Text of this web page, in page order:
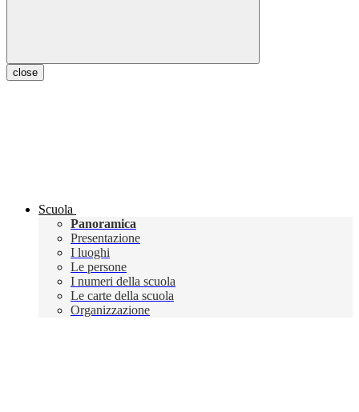
close
Scuola
Panoramica
Presentazione
I luoghi
Le persone
I numeri della scuola
Le carte della scuola
Organizzazione